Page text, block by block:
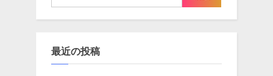
最近の投稿